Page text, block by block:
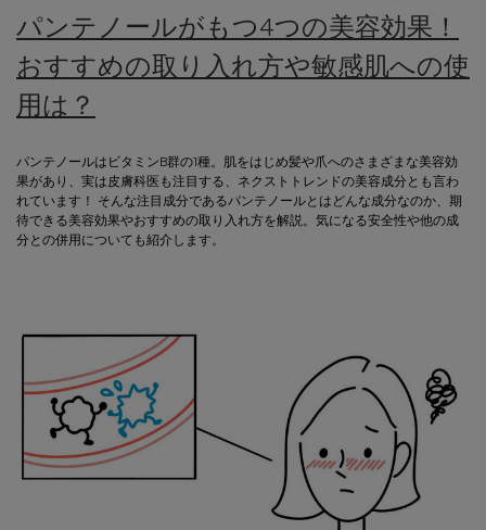
パンテノールがもつ4つの美容効果！
おすすめの取り入れ方や敏感肌への使
用は？
パンテノールはビタミンB群の1種。肌をはじめ髪や爪へのさまざまな美容効
果があり、実は皮膚科医も注目する、ネクストトレンドの美容成分とも言わ
れています！ そんな注目成分であるパンテノールとはどんな成分なのか、期
待できる美容効果やおすすめの取り入れ方を解説。気になる安全性や他の成
分との併用についても紹介します。